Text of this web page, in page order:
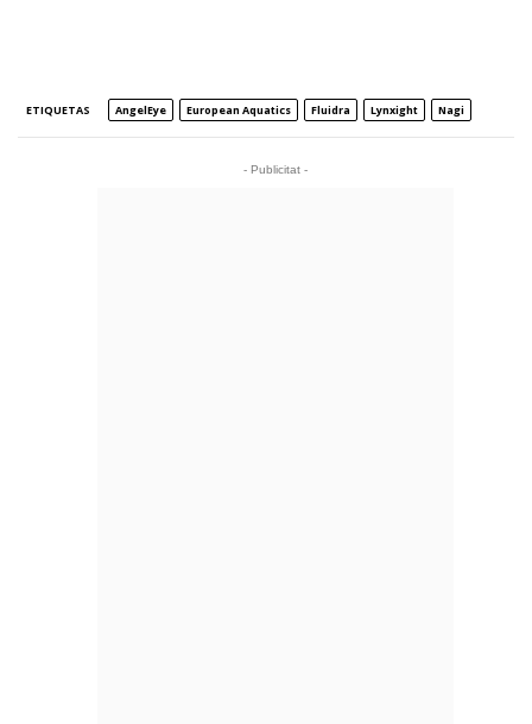
ETIQUETAS AngelEye European Aquatics Fluidra Lynxight Nagi
- Publicitat -